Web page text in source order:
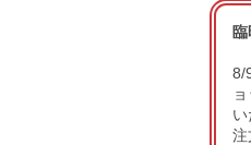
8/
い
注